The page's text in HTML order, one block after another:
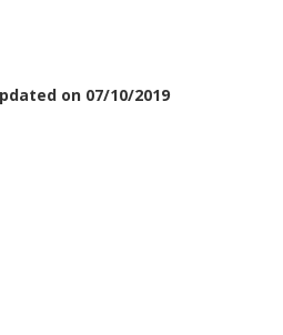
on 07/10/2019